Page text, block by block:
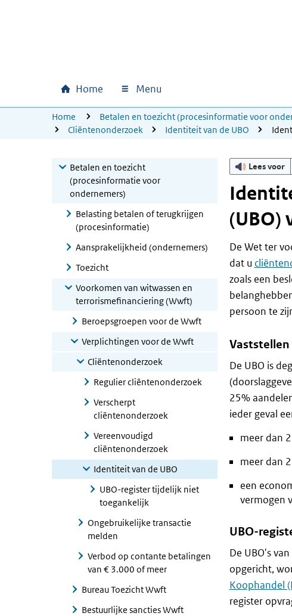
Hoofdnavigatie
Home Menu
U bevindt zich hier:
Home Betalen en toezicht (procesinformatie voor
Cliëntenonderzoek
Identiteit van de UBO
Betalen en toezicht
(procesinformatie voor
ondernemers)
Belasting betalen of terugkrijgen
(procesinformatie)
Aansprakelijkheid (ondernemers)
Toezicht
Voorkomen van witwassen en
terrorismefinanciering (Wwft)
Beroepsgroepen voor de Wwft
Verplichtingen voor de Wwft
Cliëntenonderzoek
Regulier cliëntenonderzoek
Verscherpt
cliëntenonderzoek
Vereenvoudigd
cliëntenonderzoek
Identiteit van de UBO
UBO-register tijdelijk niet
toegankelijk
Ongebruikelijke transactie
melden
Verbod op contante betalingen
van € 3.000 of meer
Bureau Toezicht Wwft
Bestuurlijke sancties Wwft
Lees voor
(UBO)
De Wet ter
dat u
zoals een
persoon te
Vaststellen
De UBO is
25%
ieder geval
meer dan
meer dan
een
vermogen
UBO-
De UBO's
opgericht,
Koophandel
register